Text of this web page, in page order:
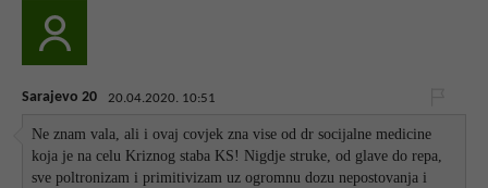
Sarajevo 20 20.04.2020. 10:51
Ne znam vala, ali i ovaj covjek zna vise od dr socijalne medicine
koja je na celu Kriznog staba KS! Nigdje struke, od glave do repa,
sve poltronizam i primitivizam uz ogromnu dozu nepostovanja i